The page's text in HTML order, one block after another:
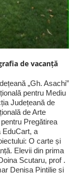
de vacanță
„Gh. Asachi”
pentru Mediu
Județeană de
de Arte
Pregătirea
EduCart, a
O carte și
Elevii din prima
Scutaru, prof .
Denisa Pintilie și